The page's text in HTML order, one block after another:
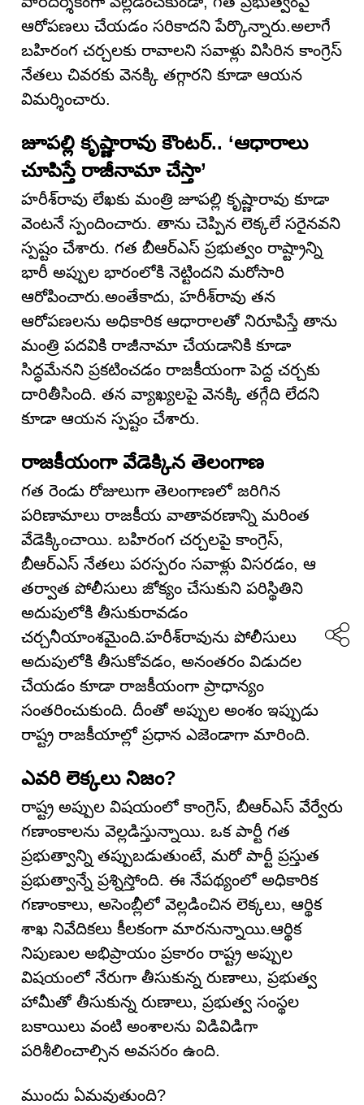
ఆరోపణలు చేయడం సరికాదని పేర్కొన్నారు.అలాగే
బహిరంగ చర్చలకు రావాలని సవాళ్లు విసిరిన కాంగ్రెస్
నేతలు చివరకు వెనక్కి తగ్గారని కూడా ఆయన
విమర్శించారు.
జూపల్లి కృష్ణారావు కౌంటర్.. ‘ఆధారాలు
చూపిస్తే రాజీనామా చేస్తా’
హరీశ్‌రావు లేఖకు మంత్రి జూపల్లి కృష్ణారావు కూడా
వెంటనే స్పందించారు. తాను చెప్పిన లెక్కలే సరైనవని
స్పష్టం చేశారు. గత బీఆర్ఎస్ ప్రభుత్వం రాష్ట్రాన్ని
భారీ అప్పుల భారంలోకి నెట్టిందని మరోసారి
ఆరోపించారు.అంతేకాదు, హరీశ్‌రావు తన
ఆరోపణలను అధికారిక ఆధారాలతో నిరూపిస్తే తాను
మంత్రి పదవికి రాజీనామా చేయడానికి కూడా
సిద్ధమేనని ప్రకటించడం రాజకీయంగా పెద్ద చర్చకు
దారితీసింది. తన వ్యాఖ్యలపై వెనక్కి తగ్గేది లేదని
కూడా ఆయన స్పష్టం చేశారు.
రాజకీయంగా వేడెక్కిన తెలంగాణ
గత రెండు రోజులుగా తెలంగాణలో జరిగిన
పరిణామాలు రాజకీయ వాతావరణాన్ని మరింత
వేడెక్కించాయి. బహిరంగ చర్చలపై కాంగ్రెస్,
బీఆర్ఎస్ నేతలు పరస్పరం సవాళ్లు విసరడం, ఆ
తర్వాత పోలీసులు జోక్యం చేసుకుని పరిస్థితిని
అదుపులోకి తీసుకురావడం
చర్చనీయాంశమైంది.హరీశ్‌రావును పోలీసులు
అదుపులోకి తీసుకోవడం, అనంతరం విడుదల
చేయడం కూడా రాజకీయంగా ప్రాధాన్యం
సంతరించుకుంది. దీంతో అప్పుల అంశం ఇప్పుడు
రాష్ట్ర రాజకీయాల్లో ప్రధాన ఎజెండాగా మారింది.
ఎవరి లెక్కలు నిజం?
రాష్ట్ర అప్పుల విషయంలో కాంగ్రెస్, బీఆర్ఎస్ వేర్వేరు
గణాంకాలను వెల్లడిస్తున్నాయి. ఒక పార్టీ గత
ప్రభుత్వాన్ని తప్పుబడుతుంటే, మరో పార్టీ ప్రస్తుత
ప్రభుత్వాన్నే ప్రశ్నిస్తోంది. ఈ నేపథ్యంలో అధికారిక
గణాంకాలు, అసెంబ్లీలో వెల్లడించిన లెక్కలు, ఆర్థిక
శాఖ నివేదికలు కీలకంగా మారనున్నాయి.ఆర్థిక
నిపుణుల అభిప్రాయం ప్రకారం రాష్ట్ర అప్పుల
విషయంలో నేరుగా తీసుకున్న రుణాలు, ప్రభుత్వ
హామీతో తీసుకున్న రుణాలు, ప్రభుత్వ సంస్థల
బకాయిలు వంటి అంశాలను విడివిడిగా
పరిశీలించాల్సిన అవసరం ఉంది.
ముందు ఏమవుతుంది?